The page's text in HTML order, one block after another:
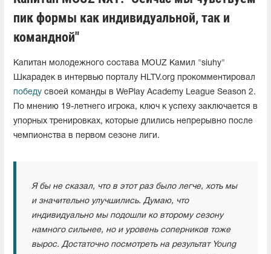
пик формы как индивидуальной, так и
командной"
Капитан молодежного состава MOUZ Камил "siuhy"
Шкарадек в интервью порталу HLTV.org прокомментировал
победу своей команды в WePlay Academy League Season 2.
По мнению 19-летнего игрока, ключ к успеху заключается в
упорных тренировках, которые длились непрерывно после
чемпионства в первом сезоне лиги.
Я бы не сказал, что в этот раз было легче, хоть мы
и значительно улучшились. Думаю, что
индивидуально мы подошли ко второму сезону
намного сильнее, но и уровень соперников тоже
вырос. Достаточно посмотреть на результат Young